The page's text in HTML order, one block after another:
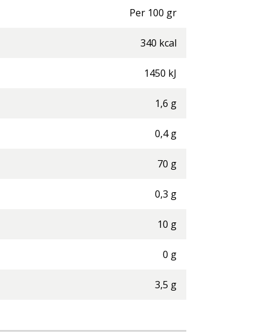
Per 100 gr
340 kcal
1450 kJ
1,6 g
0,4 g
70 g
0,3 g
10 g
0 g
3,5 g